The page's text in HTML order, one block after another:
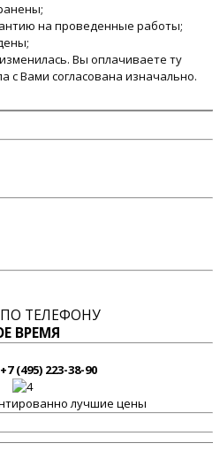
на проведенные работы;
Вы оплачиваете ту
с Вами согласована изначально.
ТЕЛЕФОНУ
ВРЕМЯ
+7 (495) 223-38-90
лучшие цены